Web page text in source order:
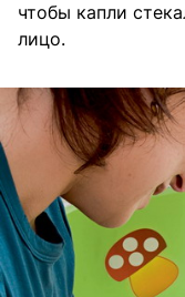
чтобы капли
лицо.